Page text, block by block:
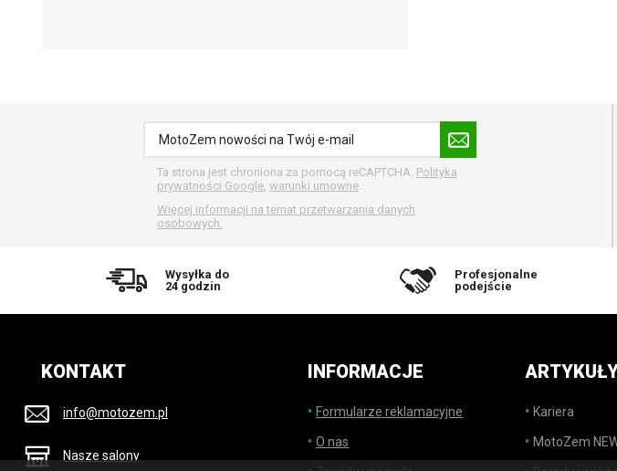
Ta strona jest chroniona za pomocą reCAPTCHA. Polityka
prywatności Google warunki umowne
Więcej informacji na temat przetwarzania danych
osobowych.
Wysyłka do
24 godzin
Profesjonalne
podejście
KONTAKT
info@motozem.pl
Nasze salony
INFORMACJE
Formularze reklamacyjne
O nas
Kariera
MotoZem